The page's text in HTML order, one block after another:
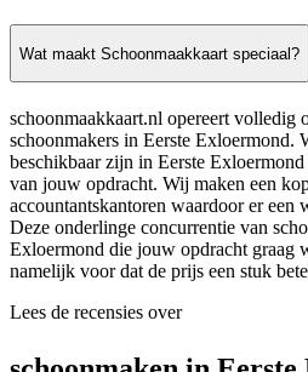
Wat maakt Schoonmaakkaart speciaal?
schoonmaakkaart.nl opereert volledig
schoonmakers in Eerste Exloermond.
beschikbaar zijn in Eerste
van jouw opdracht. Wij maken een
accountantskantoren waardoor er een
Deze onderlinge concurrentie van
Exloermond die jouw opdracht graag
namelijk voor dat de prijs een stuk
Lees de recensies over